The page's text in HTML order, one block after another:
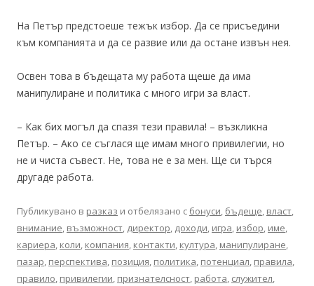
На Петър предстоеше тежък избор. Да се присъедини
към компанията и да се развие или да остане извън нея.
Освен това в бъдещата му работа щеше да има
манипулиране и политика с много игри за власт.
– Как бих могъл да спазя тези правила! – възкликна
Петър. – Ако се съглася ще имам много привилегии, но
не и чиста съвест. Не, това не е за мен. Ще си търся
другаде работа.
Публикувано в разказ и отбелязано с бонуси, бъдеще, власт,
внимание, възможност, директор, доходи, игра, избор, име,
кариера, коли, компания, контакти, култура, манипулиране,
пазар, перспектива, позиция, политика, потенциал, правила,
правило, привилегии, признателсност, работа, служител,